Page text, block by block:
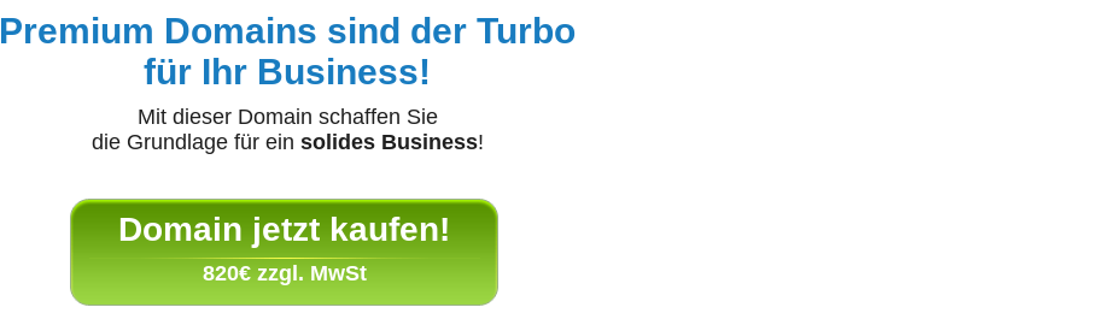
Premium Domains sind der Turbo
für Ihr Business!
Mit dieser Domain schaffen Sie
die Grundlage für ein solides Business!
Domain jetzt kaufen!
820€ zzgl. MwSt